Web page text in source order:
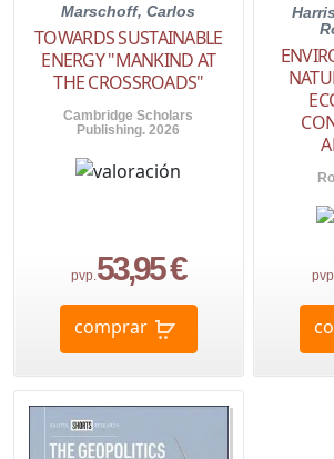
Marschoff, Carlos
TOWARDS SUSTAINABLE
ENERGY "MANKIND AT
THE CROSSROADS"
Cambridge Scholars
Publishing. 2026
pvp. 53,95 €
comprar
pvp.